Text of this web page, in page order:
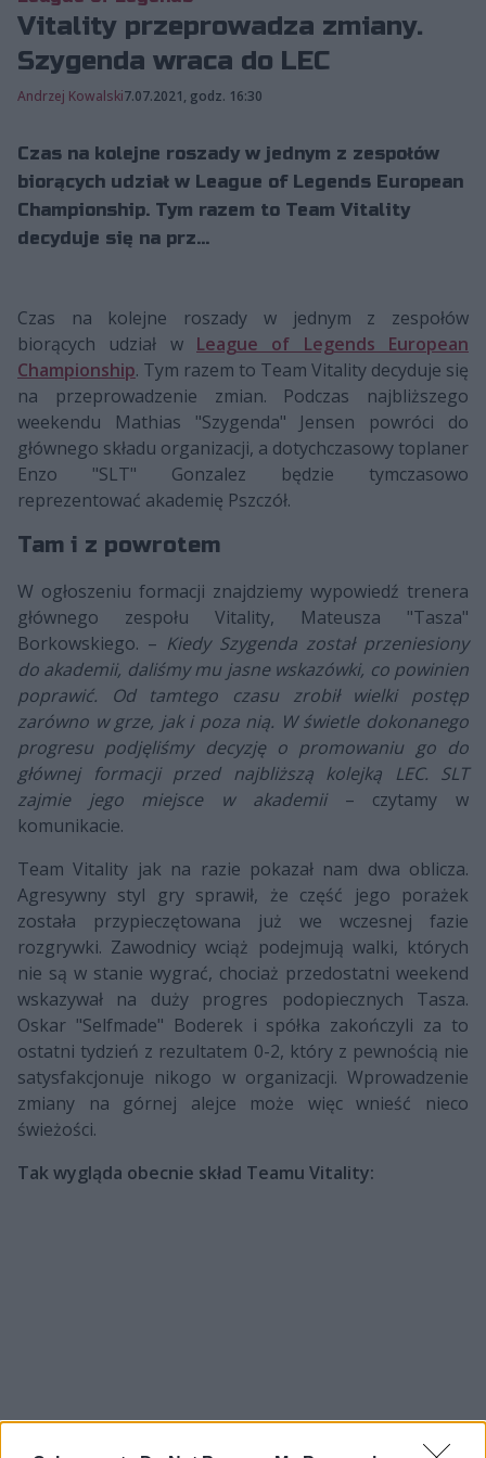
Vitality przeprowadza zmiany.
Szygenda wraca do LEC
Andrzej Kowalski7.07.2021, godz. 16:30
Czas na kolejne roszady w jednym z zespołów
biorących udział w League of Legends European
Championship. Tym razem to Team Vitality
decyduje się na prz...
Czas na kolejne roszady w jednym z zespołów
biorących udział w League of Legends European
Championship. Tym razem to Team Vitality decyduje się
na przeprowadzenie zmian. Podczas najbliższego
weekendu Mathias "Szygenda" Jensen powróci do
głównego składu organizacji, a dotychczasowy toplaner
Enzo "SLT" Gonzalez będzie tymczasowo
reprezentować akademię Pszczół.
Tam i z powrotem
W ogłoszeniu formacji znajdziemy wypowiedź trenera
głównego zespołu Vitality, Mateusza "Tasza"
Borkowskiego. – Kiedy Szygenda został przeniesiony
do akademii, daliśmy mu jasne wskazówki, co powinien
poprawić. Od tamtego czasu zrobił wielki postęp
zarówno w grze, jak i poza nią. W świetle dokonanego
progresu podjęliśmy decyzję o promowaniu go do
głównej formacji przed najbliższą kolejką LEC. SLT
zajmie jego miejsce w akademii– czytamy w
komunikacie.
Team Vitality jak na razie pokazał nam dwa oblicza.
Agresywny styl gry sprawił, że część jego porażek
została przypieczętowana już we wczesnej fazie
rozgrywki. Zawodnicy wciąż podejmują walki, których
nie są w stanie wygrać, chociaż przedostatni weekend
wskazywał na duży progres podopiecznych Tasza.
Oskar "Selfmade" Boderek i spółka zakończyli za to
ostatni tydzień z rezultatem 0-2, który z pewnością nie
satysfakcjonuje nikogo w organizacji. Wprowadzenie
zmiany na górnej alejce może więc wnieść nieco
świeżości.
Tak wygląda obecnie skład Teamu Vitality: